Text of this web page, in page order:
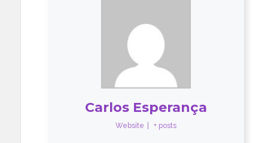
Carlos Esperança
Website + posts